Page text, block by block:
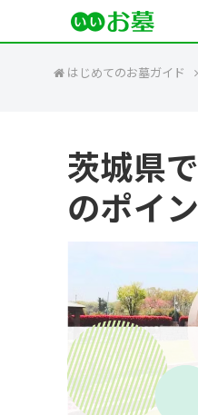
はじめてのお墓ガイド
茨城県
のポイ